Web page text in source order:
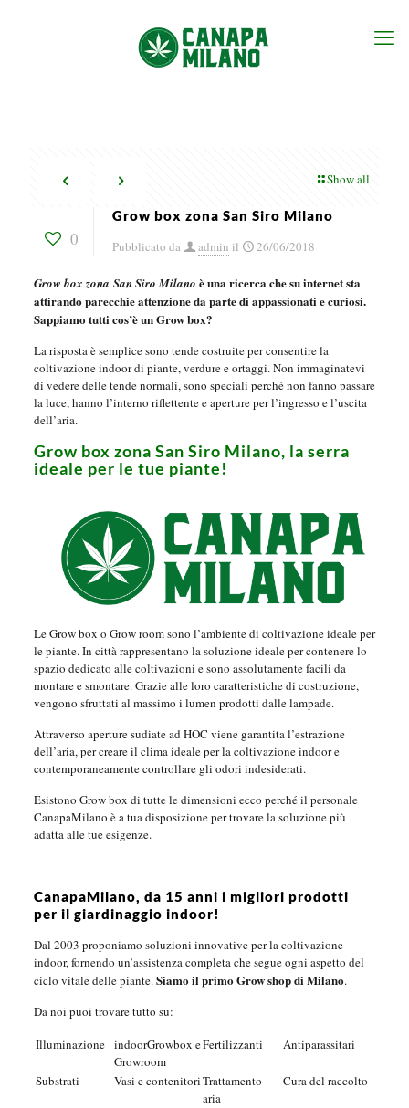
Show all
0
Grow box zona San Siro Milano
Pubblicato da
admin il 26/06/2018
Grow box zona San Siro Milano è una ricerca che su internet sta
attirando parecchie attenzione da parte di appassionati e curiosi.
Sappiamo tutti cos’è un Grow box?
La risposta è semplice sono tende costruite per consentire la
coltivazione indoor di piante, verdure e ortaggi. Non immaginatevi
di vedere delle tende normali, sono speciali perché non fanno passare
la luce, hanno l’interno riflettente e aperture per l’ingresso e l’uscita
dell’aria.
Grow box zona San Siro Milano, la serra
ideale per le tue piante!
Le Grow box o Grow room sono l’ambiente di coltivazione ideale per
le piante. In città rappresentano la soluzione ideale per contenere lo
spazio dedicato alle coltivazioni e sono assolutamente facili da
montare e smontare. Grazie alle loro caratteristiche di costruzione,
vengono sfruttati al massimo i lumen prodotti dalle lampade.
Attraverso aperture sudiate ad HOC viene garantita l’estrazione
dell’aria, per creare il clima ideale per la coltivazione indoor e
contemporaneamente controllare gli odori indesiderati.
Esistono Grow box di tutte le dimensioni ecco perché il personale
CanapaMilano è a tua disposizione per trovare la soluzione più
adatta alle tue esigenze.
CanapaMilano, da 15 anni i migliori prodotti
per il giardinaggio indoor!
Dal 2003 proponiamo soluzioni innovative per la coltivazione
indoor, fornendo un’assistenza completa che segue ogni aspetto del
ciclo vitale delle piante.Siamo il primo Grow shop di Milano.
Da noi puoi trovare tutto su:
Illuminazione indoorGrowbox e
Growroom
Fertilizzanti Antiparassitari
Substrati Vasi e contenitoriTrattamento
aria
Cura del raccolto